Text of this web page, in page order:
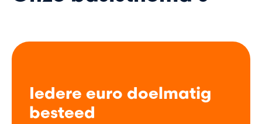
Iedere euro doelmatig
besteed